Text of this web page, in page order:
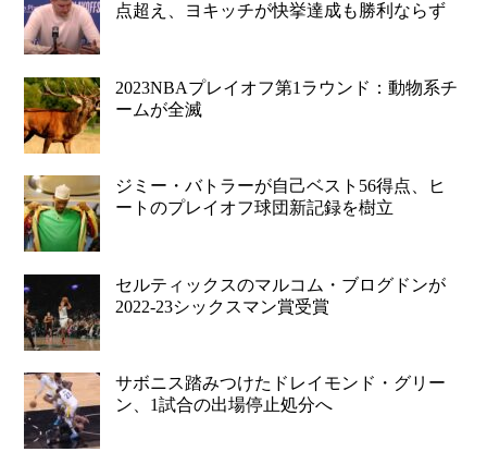
点超え、ヨキッチが快挙達成も勝利ならず
2023NBAプレイオフ第1ラウンド：動物系チ
ームが全滅
ジミー・バトラーが自己ベスト56得点、ヒ
ートのプレイオフ球団新記録を樹立
セルティックスのマルコム・ブログドンが
2022-23シックスマン賞受賞
サボニス踏みつけたドレイモンド・グリー
ン、1試合の出場停止処分へ